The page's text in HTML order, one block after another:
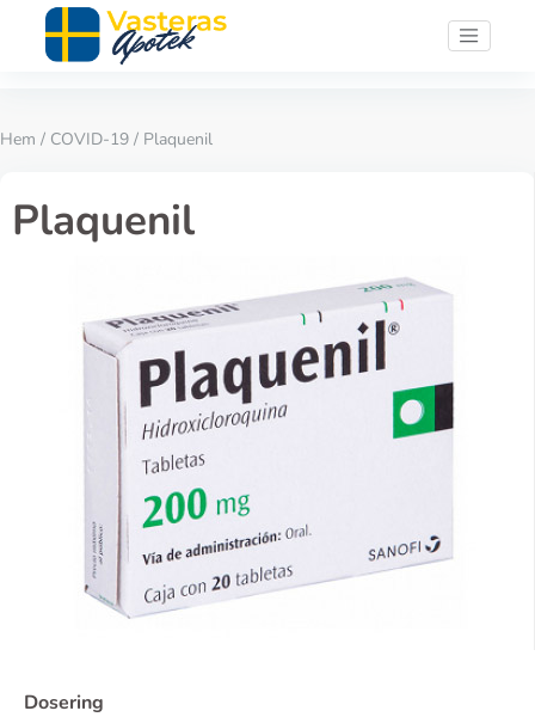
Hem / COVID-19 / Plaquenil
Plaquenil
Dosering